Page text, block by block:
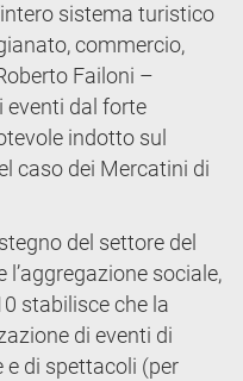
sistema turistico
commercio,
Failoni –
eventi dal forte
indotto sul
caso dei Mercatini di
del settore del
sociale,
stabilisce che la
di eventi di
e di spettacoli (per